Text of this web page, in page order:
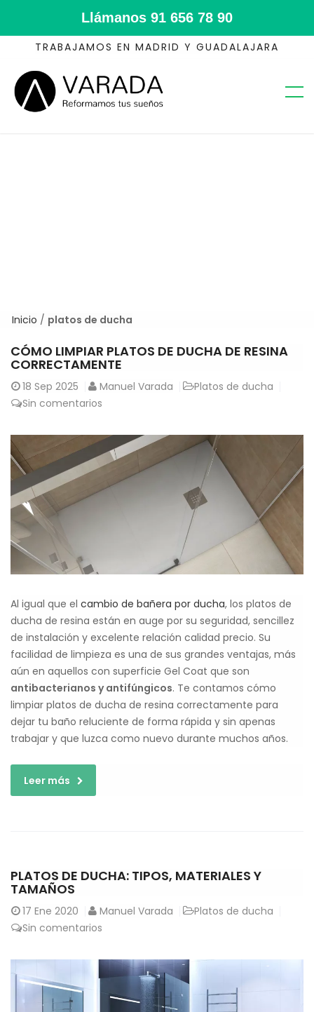
Llámanos 91 656 78 90
TRABAJAMOS EN MADRID Y GUADALAJARA
Inicio / platos de ducha
CÓMO LIMPIAR PLATOS DE DUCHA DE RESINA
CORRECTAMENTE
18 Sep 2025 Manuel Varada
Platos de ducha
Sin comentarios
Al igual que el cambio de bañera por ducha, los platos de
ducha de resina están en auge por su seguridad, sencillez
de instalación y excelente relación calidad precio. Su
facilidad de limpieza es una de sus grandes ventajas, más
aún en aquellos con superficie Gel Coat que son
antibacterianos y antifúngicos. Te contamos cómo
limpiar platos de ducha de resina correctamente para
dejar tu baño reluciente de forma rápida y sin apenas
trabajar y que luzca como nuevo durante muchos años.
Leer más
PLATOS DE DUCHA: TIPOS, MATERIALES Y
TAMAÑOS
17 Ene 2020 Manuel Varada
Platos de ducha
Sin comentarios